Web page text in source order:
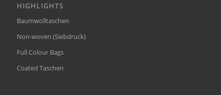
HIGHLIGHTS
Baumwolltaschen
Non-woven (Siebdruck)
Full Colour Bags
Coated Taschen